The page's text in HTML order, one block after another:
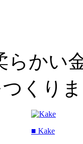
らかい
くり
■ Kake